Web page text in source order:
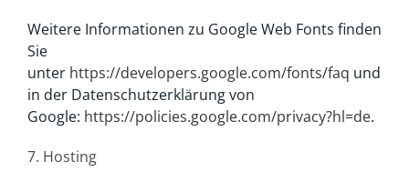
Weitere Informationen zu Google Web Fonts finden
Sie
unter https://developers.google.com/fonts/faq und
in der Datenschutzerklärung von
Google: https://policies.google.com/privacy?hl=de.
7. Hosting